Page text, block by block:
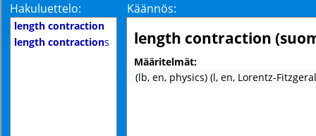
Hakuluettelo: Käännös:
length contraction
length contractions length contraction
Määritelmät:
(lb, en, physics) (l, en, Lorentz-